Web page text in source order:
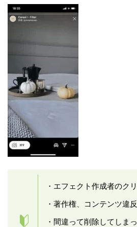
・エフェクト作成者のク
・著作権、コンテンツ違
・間違って削除してしま